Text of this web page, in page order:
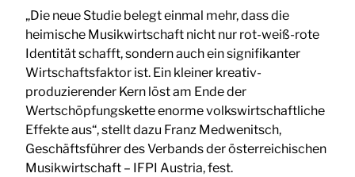
„Die neue Studie belegt einmal mehr, dass die
heimische Musikwirtschaft nicht nur rot-weiß-rote
Identität schafft, sondern auch ein signifikanter
Wirtschaftsfaktor ist. Ein kleiner kreativ-
produzierender Kern löst am Ende der
Wertschöpfungskette enorme volkswirtschaftliche
Effekte aus“, stellt dazu Franz Medwenitsch,
Geschäftsführer des Verbands der österreichischen
Musikwirtschaft – IFPI Austria, fest.